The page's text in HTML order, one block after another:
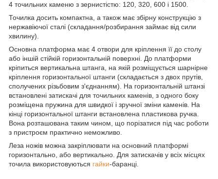
4 точильних каменю з зернистістю: 120, 320, 600 і 1500.
Точилка досить компактна, а також має збірну конструкцію з
нержавіючої сталі (складання/розбирання займає від сили
хвилину).
Основна платформа має 4 отвори для кріплення її до столу
або іншій стійкій горизонтальній поверхні. До платформи
кріпиться вертикальна штанга, на якій розміщується шарнірне
кріплення горизонтальної штанги (складається з двох прутів,
сполучених різьбовим з'єднанням). На горизонтальній штанзі
встановлені затискачі для точильних каменів, з одного боку
розміщена пружина для швидкої і зручної зміни каменів. На
кінці горизонтальної штанги встановлена пластикова ручка.
Вона розташована таким чином, що порізатися під час роботи
з пристроєм практично неможливо.
Леза ножів можна закріплювати на основний платформі
горизонтально, або вертикально. Для затискачів у всіх місцях
точила використовуються гайки-баранці.